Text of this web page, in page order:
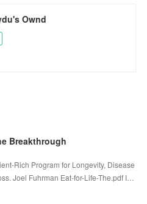
Ownd
Breakthrough
Rich Program for Longevity, Disease
Joel Fuhrman Eat-for-Life-The.pdf I…